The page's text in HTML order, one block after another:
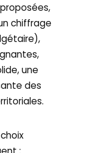
chiffrage
une
des